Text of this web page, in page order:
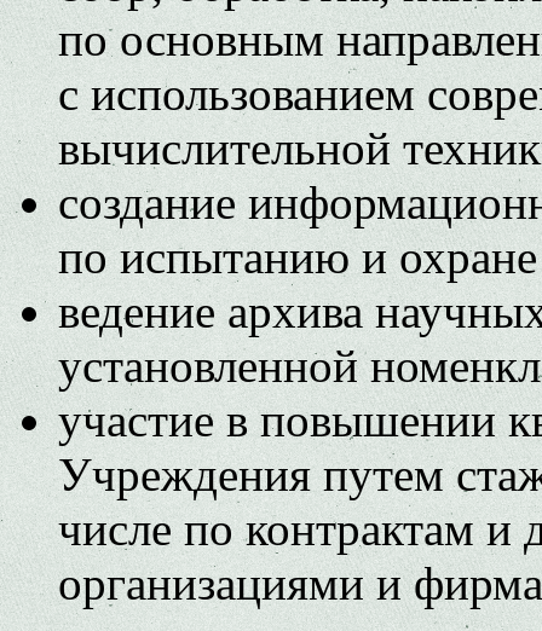
по основным
с использованием
вычислительной
создание
по испытанию и
ведение архива
установленной
участие в повышении
Учреждения путем
числе по контрактам и
организациями и